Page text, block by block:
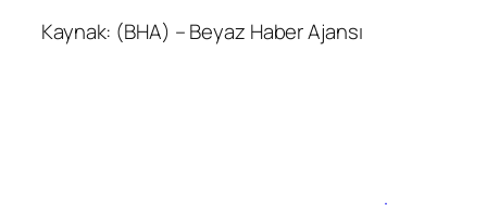
Kaynak: (BHA) – Beyaz Haber Ajansı